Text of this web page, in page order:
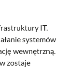
IT.
systemów
wewnętrzną.
zostaje